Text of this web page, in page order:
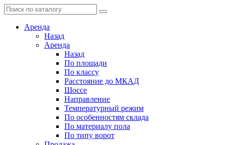
Аренда
Назад
Аренда
Назад
По площади
По классу
Расстояние до МКАД
Шоссе
Направление
Температурный режим
По особенностям склада
По материалу пола
По типу ворот